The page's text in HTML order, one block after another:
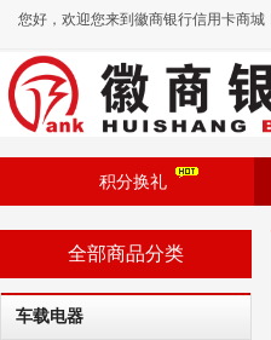
您好，欢迎您来到徽商银行信用卡商城
积分换礼
全部商品分类
车载电器